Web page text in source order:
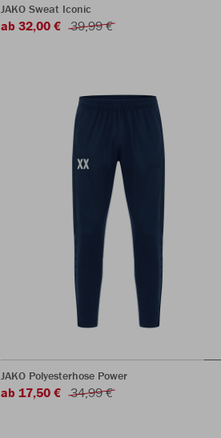
JAKO Sweat Iconic
ab 32,00 € 39,99 €
JAKO Polyesterhose Power
ab 17,50 € 34,99 €